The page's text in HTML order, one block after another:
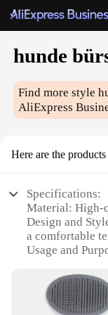
hunde
Find more style
AliExpress
Here are the
Specifications:
Material: High-
Design and
a comfortable
Usage and
Type and
Performance
loose hair and